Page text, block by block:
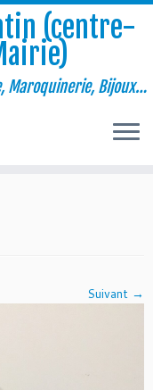
(centre-
Maroquinerie, Bijoux…
Suivant →